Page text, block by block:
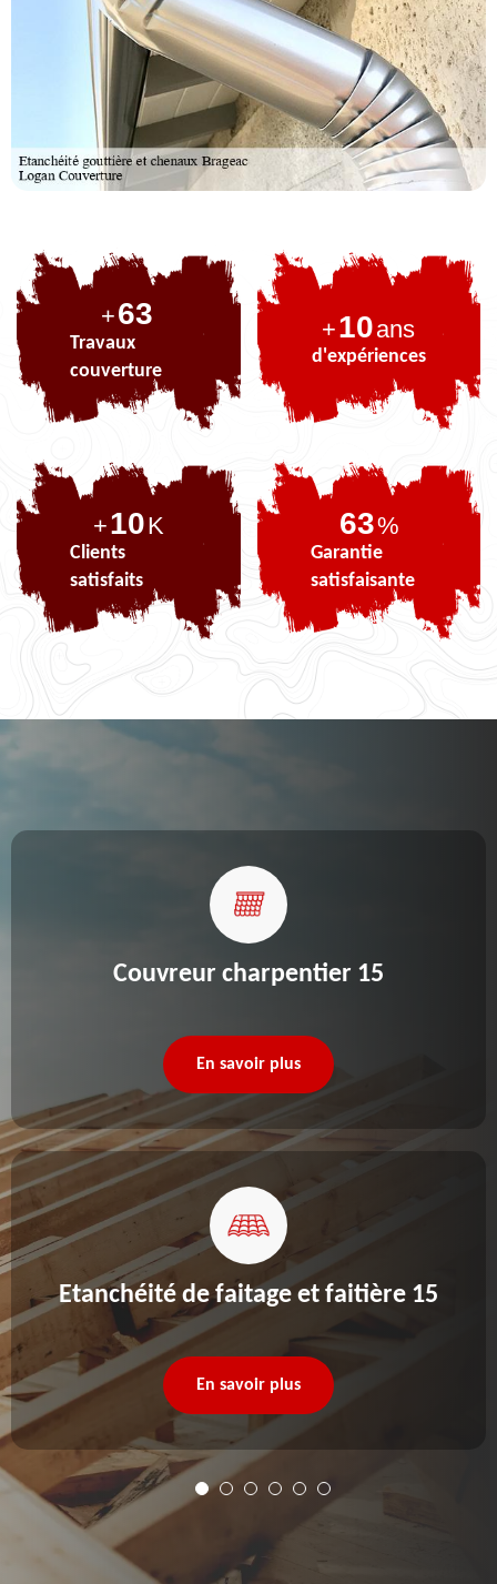
+77
Travaux
couverture
+10ans
d'expériences
+10K
Clients
satisfaits
77%
Garantie
satisfaisante
Couvreur charpentier 15
En savoir plus
Etanchéité de faitage et faitière 15
En savoir plus